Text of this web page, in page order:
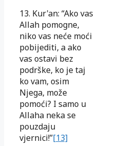
13. Kur'an: “Ako vas
Allah pomogne,
niko vas neće moći
pobijediti, a ako
vas ostavi bez
podrške, ko je taj
ko vam, osim
Njega, može
pomoći? I samo u
Allaha neka se
pouzdaju
vjernici!”[13]